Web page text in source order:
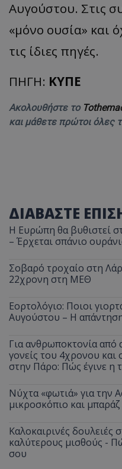
Αυγούστου. Στις
«μόνο ουσία» και
τις ίδιες πηγές.
ΠΗΓΗ: ΚΥΠΕ
Ακολουθήστε το
και μάθετε πρώτοι όλες
ΔΙΑΒΑΣΤΕ
Η Ευρώπη θα βυθιστεί
– Έρχεται σπάνιο
Σοβαρό τροχαίο στη
22χρονη στη ΜΕΘ
Εορτολόγιο: Ποιοι
Αυγούστου – Η
Για ανθρωποκτονία από
γονείς του 4χρονου και
στην Πάρο: Πώς έγινε η
Νύχτα «φωτιά» για την
μικροσκόπιο και
Καλοκαιρινές δουλειές
καλύτερους μισθούς -
σου